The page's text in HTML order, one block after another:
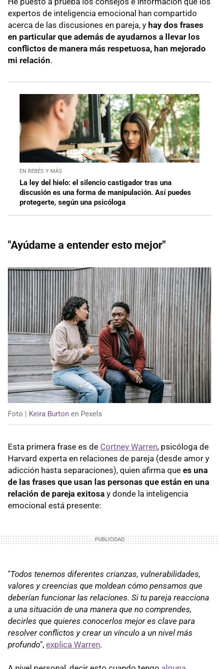
expertos de inteligencia emocional han compartido
acerca de las discusiones en pareja, y hay dos frases
en particular que además de ayudarnos a llevar los
conflictos de manera más respetuosa, han mejorado
mi relación.
EN BEBÉS Y MÁS
La ley del hielo: el silencio castigador tras una
discusión es una forma de manipulación. Así puedes
protegerte, según una psicóloga
"Ayúdame a entender esto mejor"
Foto | Keira Burton en Pexels
Esta primera frase es de Cortney Warren, psicóloga de
Harvard experta en relaciones de pareja (desde amor y
adicción hasta separaciones), quien afirma que es una
de las frases que usan las personas que están en una
relación de pareja exitosa y donde la inteligencia
emocional está presente:
"Todos tenemos diferentes crianzas, vulnerabilidades,
valores y creencias que moldean cómo pensamos que
deberían funcionar las relaciones. Si tu pareja reacciona
a una situación de una manera que no comprendes,
decirles que quieres conocerlos mejor es clave para
resolver conflictos y crear un vínculo a un nivel más
profundo", explica Warren.